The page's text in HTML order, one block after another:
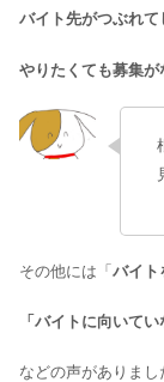
バイト先がつぶれて
やりたくても募集が
その他には「 バイト
「バイトに向いて
などの声がありまし